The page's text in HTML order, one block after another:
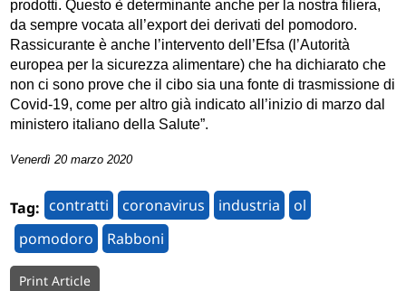
prodotti. Questo è determinante anche per la nostra filiera,
da sempre vocata all’export dei derivati del pomodoro.
Rassicurante è anche l’intervento dell’Efsa (l’Autorità
europea per la sicurezza alimentare) che ha dichiarato che
non ci sono prove che il cibo sia una fonte di trasmissione di
Covid-19, come per altro già indicato all’inizio di marzo dal
ministero italiano della Salute”.
Venerdì 20 marzo 2020
Tag: contratti coronavirus industria
ol
pomodoro
Rabboni
Print Article